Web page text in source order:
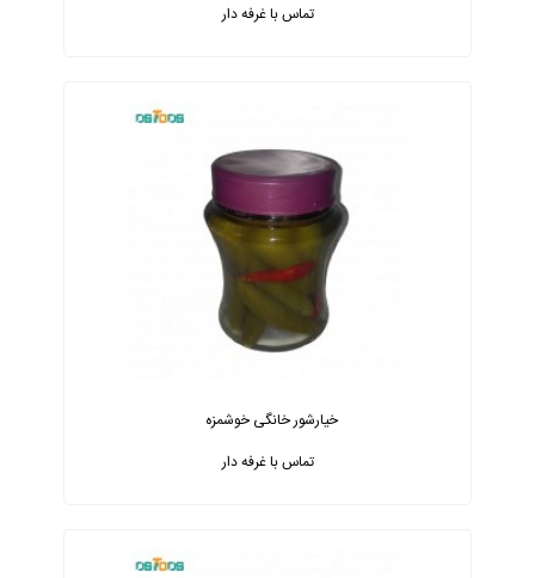
تماس با غرفه دار
خیارشور خانگی خوشمزه
تماس با غرفه دار